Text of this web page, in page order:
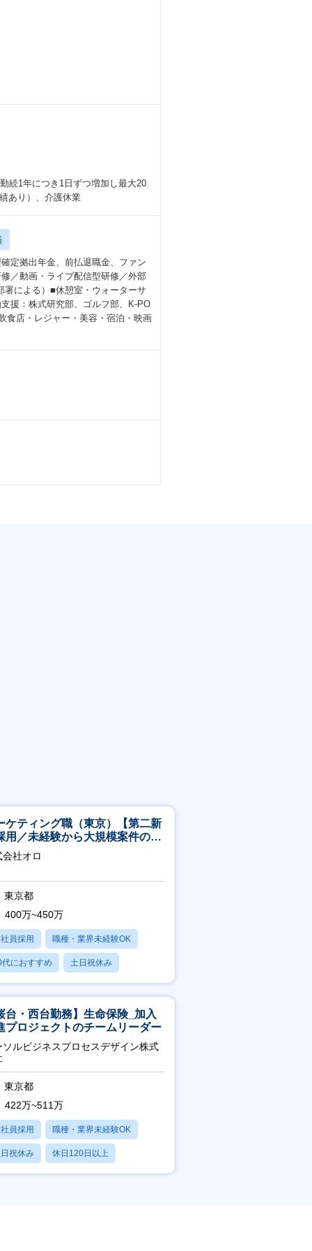
続1年につき1日ずつ増加し最大20
あり）、介護休業
定拠出年金、前払退職金、ファン
／動画・ライブ配信型研修／外部
による）■休憩室・ウォーターサ
援：株式研究部、ゴルフ部、K-PO
食店・レジャー・美容・宿泊・映画
ケティング職（東京）【第二新
用／未経験から大規模案件のマ
ティングが経験できる／研修充
会社オロ
東京都
400万~450万
員採用 職種・業界未経験OK
代におすすめ 土日祝休み
120日以上
台・西台勤務】生命保険_加入
プロジェクトのチームリーダー
ソルビジネスプロセスデザイン株式
東京都
422万~511万
員採用 職種・業界未経験OK
祝休み 休日120日以上
・育休あり